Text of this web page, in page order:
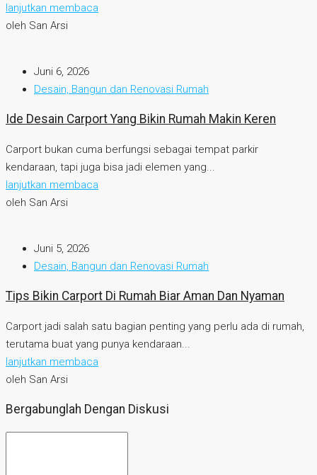
lanjutkan membaca
oleh San Arsi
Juni 6, 2026
Desain, Bangun dan Renovasi Rumah
Ide Desain Carport Yang Bikin Rumah Makin Keren
Carport bukan cuma berfungsi sebagai tempat parkir
kendaraan, tapi juga bisa jadi elemen yang...
lanjutkan membaca
oleh San Arsi
Juni 5, 2026
Desain, Bangun dan Renovasi Rumah
Tips Bikin Carport Di Rumah Biar Aman Dan Nyaman
Carport jadi salah satu bagian penting yang perlu ada di rumah,
terutama buat yang punya kendaraan...
lanjutkan membaca
oleh San Arsi
Bergabunglah Dengan Diskusi